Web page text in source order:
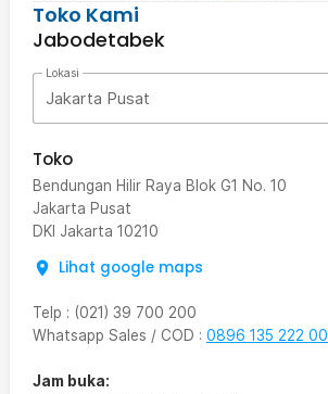
Toko Kami
Jabodetabek
Lokasi
Jakarta Pusat
Toko
Bendungan Hilir Raya Blok G1 No. 10
Jakarta Pusat
DKI Jakarta 10210
Lihat google maps
Telp : (021) 39 700 200
Whatsapp Sales / COD : 0896 135 222 00
Jam buka: